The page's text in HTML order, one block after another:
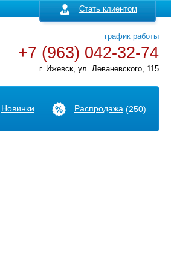
Стать клиентом
график работы
+7 (963) 042-32-74
г. Ижевск, ул. Леваневского, 115
Новинки Распродажа (250)